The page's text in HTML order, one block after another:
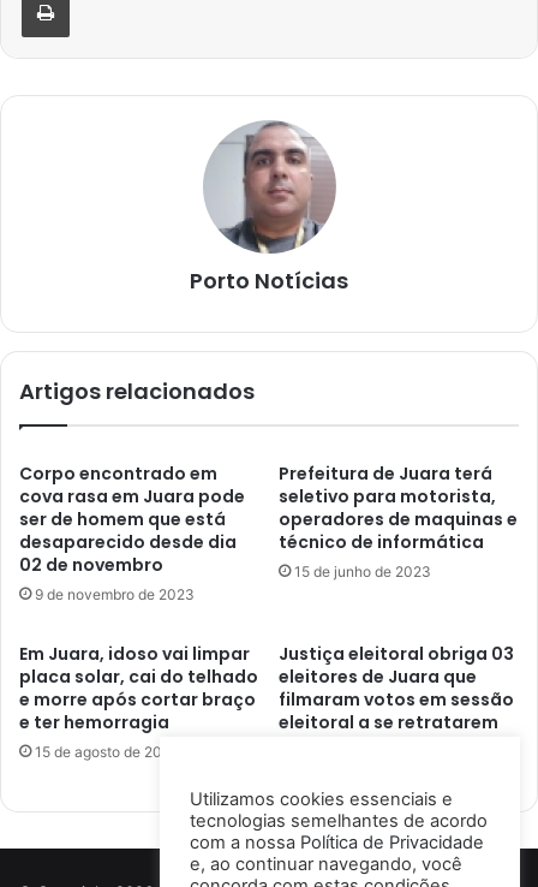
Porto Notícias
Artigos relacionados
Corpo encontrado em
cova rasa em Juara pode
ser de homem que está
desaparecido desde dia
02 de novembro
9 de novembro de 2023
Prefeitura de Juara terá
seletivo para motorista,
operadores de maquinas e
técnico de informática
15 de junho de 2023
Em Juara, idoso vai limpar
placa solar, cai do telhado
e morre após cortar braço
e ter hemorragia
15 de agosto de 2023
Justiça eleitoral obriga 03
eleitores de Juara que
filmaram votos em sessão
eleitoral a se retratarem
Utilizamos cookies essenciais e
tecnologias semelhantes de acordo
com a nossa Política de Privacidade
e, ao continuar navegando, você